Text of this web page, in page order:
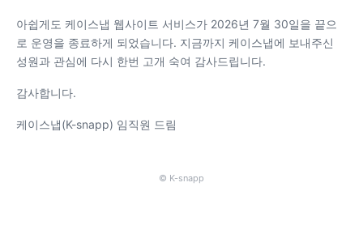
아쉽게도 케이스냅 웹사이트 서비스가 2026년 7월 30일을 끝으
로 운영을 종료하게 되었습니다. 지금까지 케이스냅에 보내주신
성원과 관심에 다시 한번 고개 숙여 감사드립니다.
감사합니다.
케이스냅(K-snapp) 임직원 드림
© K-snapp